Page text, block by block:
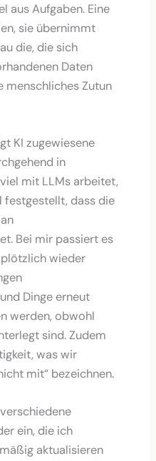
aus Aufgaben. Eine
sie übernimmt
die, die sich
Daten
menschliches Zutun
KI zugewiesene
in
mit LLMs arbeitet,
dass die
Bei mir passiert es
wieder
Dinge erneut
werden, obwohl
sind. Zudem
was wir
mit“ bezeichnen.
ein, die ich
aktualisieren